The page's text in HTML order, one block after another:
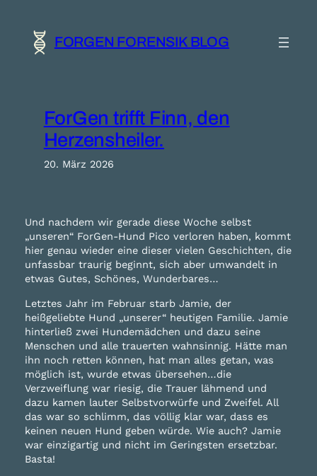
springen
FORGEN FORENSIK BLOG
ForGen trifft Finn, den
Herzensheiler.
20. März 2026
Und nachdem wir gerade diese Woche selbst
„unseren“ ForGen-Hund Pico verloren haben, kommt
hier genau wieder eine dieser vielen Geschichten, die
unfassbar traurig beginnt, sich aber umwandelt in
etwas Gutes, Schönes, Wunderbares…
Letztes Jahr im Februar starb Jamie, der
heißgeliebte Hund „unserer“ heutigen Familie. Jamie
hinterließ zwei Hundemädchen und dazu seine
Menschen und alle trauerten wahnsinnig. Hätte man
ihn noch retten können, hat man alles getan, was
möglich ist, wurde etwas übersehen…die
Verzweiflung war riesig, die Trauer lähmend und
dazu kamen lauter Selbstvorwürfe und Zweifel. All
das war so schlimm, das völlig klar war, dass es
keinen neuen Hund geben würde. Wie auch? Jamie
war einzigartig und nicht im Geringsten ersetzbar.
Basta!